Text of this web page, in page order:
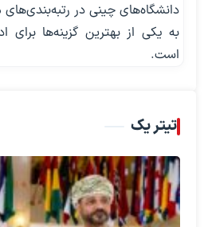
دانشگاه‌های چینی در رتبه‌بندی‌های
به یکی از بهترین گزینه‌ها برای
است.
تیتر یک